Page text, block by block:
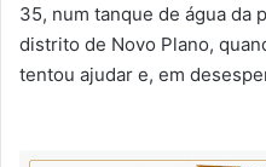
35, num tanque de água da
distrito de Novo Plano,
tentou ajudar e, em